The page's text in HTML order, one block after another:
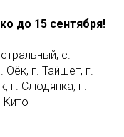
до 15 сентября!
с.
Оёк, г. Тайшет, г.
г. Слюдянка, п.
Кито